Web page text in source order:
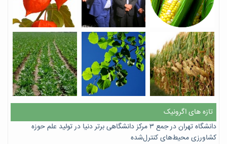
تازه های اگرونیک
دانشگاه تهران در جمع ۳ مرکز دانشگاهی برتر دنیا در تولید علم حوزه
کشاورزی محیط‌های کنترل‌شده